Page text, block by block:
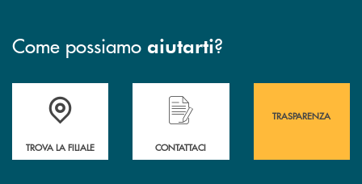
Come possiamo aiutarti?
Accedi all' elenco completo&nbsp; delle&nbsp; filiali&nbsp; di Banca
TROVA LA FILIALE
Hai bisogno di assistenza immediata?
CONTATTACI
TRASPARENZA